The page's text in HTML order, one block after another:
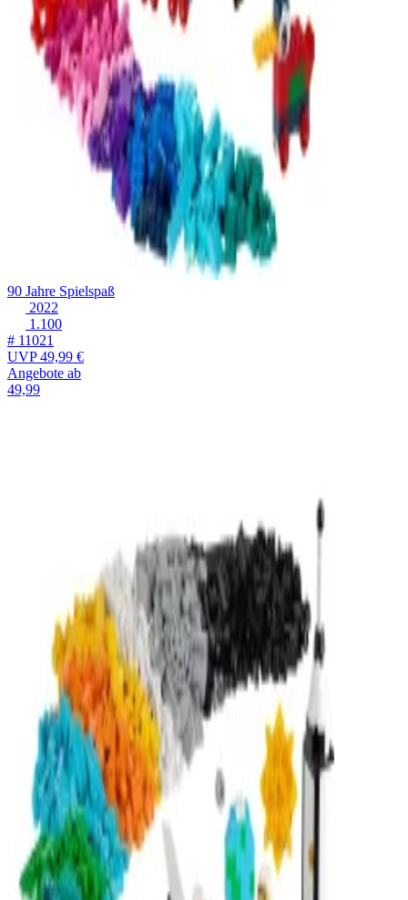
90 Jahre Spielspaß
2022
1.100
# 11021
UVP49,99 €
Angebote ab
49,99